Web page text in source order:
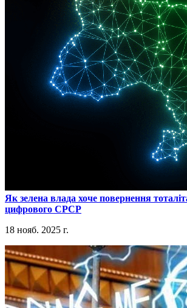
​Як зелена влада хоче повернення
цифрового СРСР
18 нояб. 2025 г.